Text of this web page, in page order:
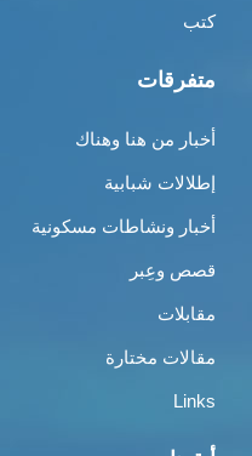
كتب
متفرقات
أخبار من هنا وهناك
إطلالات شبابية
أخبار ونشاطات مسكونية
قصص وعِبر
مقابلات
مقالات مختارة
Links